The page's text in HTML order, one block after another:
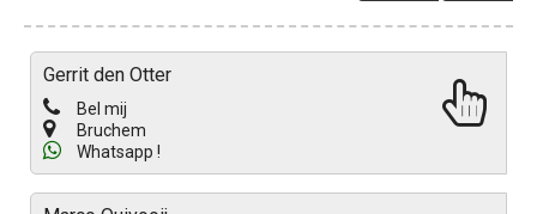
Gerrit den Otter
Bel mij
Bruchem
Whatsapp !